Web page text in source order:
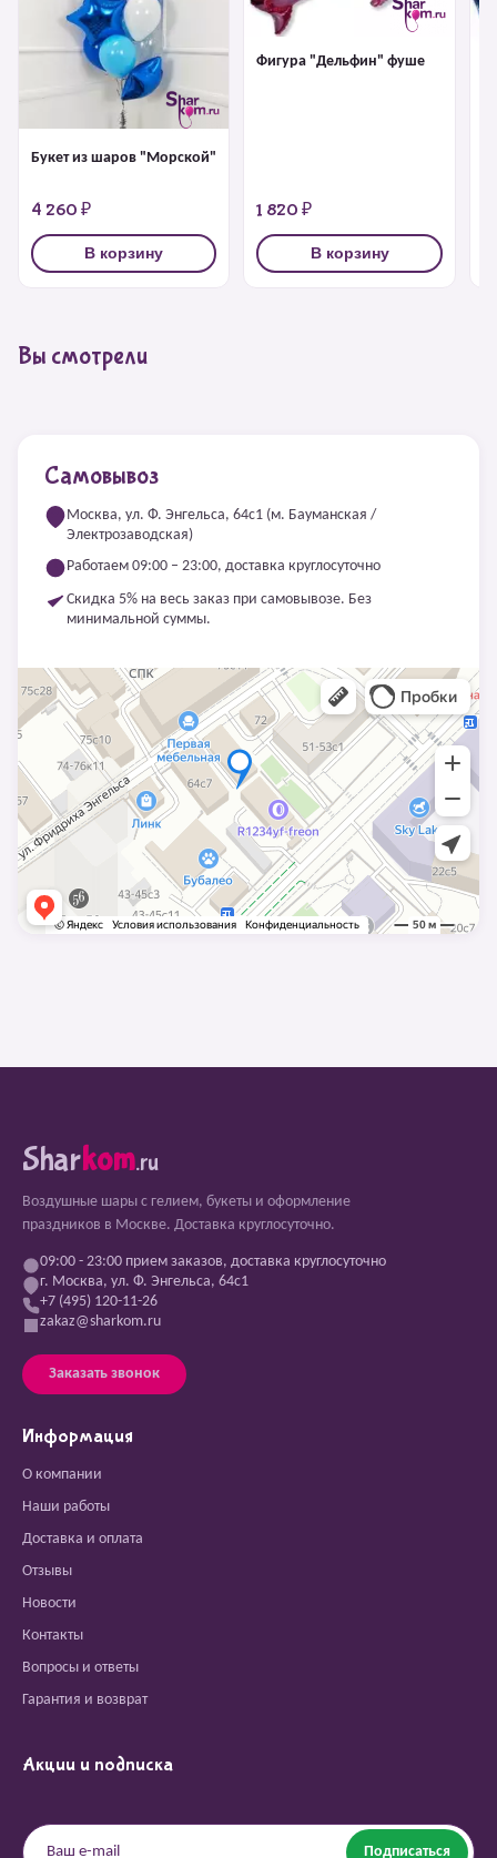
Букет из шаров "Морской"
4 260 ₽
В корзину
Фигура "Дельфин" фуше
1 820 ₽
В корзину
Вы смотрели
Самовывоз
Москва, ул. Ф. Энгельса, 64с1 (м. Бауманская /
Электрозаводская)
Работаем 09:00 – 23:00, доставка круглосуточно
Скидка 5% на весь заказ при самовывозе. Без
минимальной суммы.
Sharkom.ru
Воздушные шары с гелием, букеты и оформление
праздников в Москве. Доставка круглосуточно.
09:00 - 23:00 прием заказов, доставка круглосуточно
г. Москва, ул. Ф. Энгельса, 64с1
+7 (495) 120-11-26
zakaz@sharkom.ru
Заказать звонок
Информация
О компании
Наши работы
Доставка и оплата
Отзывы
Новости
Контакты
Вопросы и ответы
Гарантия и возврат
Акции и подписка
Подписаться